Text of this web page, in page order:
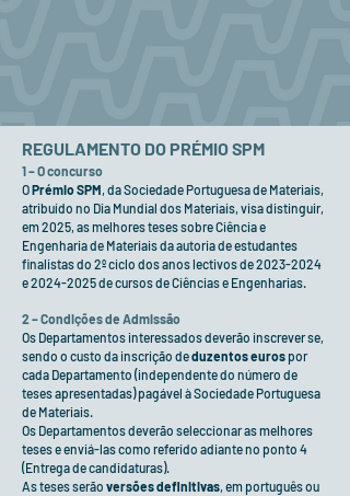
REGULAMENTO DO PRÉMIO SPM
1 – O concurso
OPrémio SPM, da Sociedade Portuguesa de Materiais,
atribuído no Dia Mundial dos Materiais, visa distinguir,
em 2025, as melhores teses sobre Ciência e
Engenharia de Materiais da autoria de estudantes
finalistas do 2º ciclo dos anos lectivos de2023-2024
e2024-2025de cursos de Ciências e Engenharias.
2 – Condições de Admissão
Os Departamentos interessados deverão inscrever se,
sendo o custo da inscrição deduzentos euros por
cada Departamento (independente do número de
teses apresentadas) pagável à Sociedade Portuguesa
de Materiais.
Os Departamentos deverão seleccionar as melhores
teses e enviá-las como referido adiante no ponto 4
(Entrega de candidaturas).
As teses serão versões definitivas, em português ou